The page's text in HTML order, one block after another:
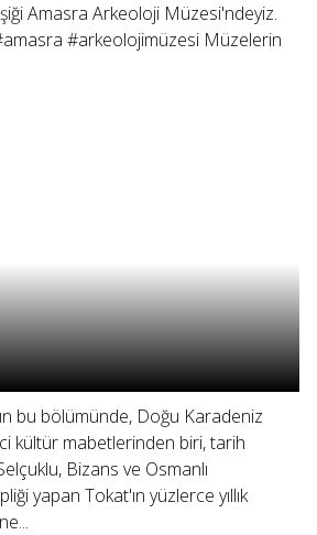
Amasra Arkeoloji Müzesi'ndeyiz.
#arkeolojimüzesi Müzelerin
bu bölümünde, Doğu Karadeniz
kültür mabetlerinden biri, tarih
Bizans ve Osmanlı
yapan Tokat'ın yüzlerce yıllık